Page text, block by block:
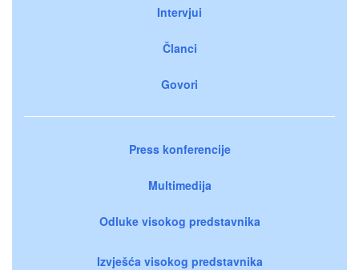
Intervjui
Članci
Govori
Press konferencije
Multimedija
Odluke visokog predstavnika
Izvješća visokog predstavnika